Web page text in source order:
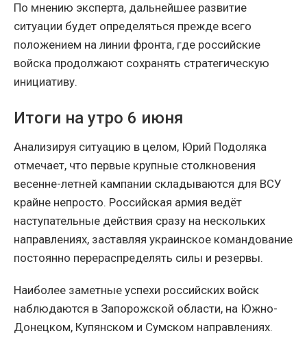
По мнению эксперта, дальнейшее развитие
ситуации будет определяться прежде всего
положением на линии фронта, где российские
войска продолжают сохранять стратегическую
инициативу.
Итоги на утро 6 июня
Анализируя ситуацию в целом, Юрий Подоляка
отмечает, что первые крупные столкновения
весенне-летней кампании складываются для ВСУ
крайне непросто. Российская армия ведёт
наступательные действия сразу на нескольких
направлениях, заставляя украинское командование
постоянно перераспределять силы и резервы.
Наиболее заметные успехи российских войск
наблюдаются в Запорожской области, на Южно-
Донецком, Купянском и Сумском направлениях.